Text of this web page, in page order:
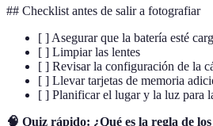
## Checklist antes de salir a fotografiar
[ ] Asegurar que la batería esté
[ ] Limpiar las lentes
[ ] Revisar la configuración de la
[ ] Llevar tarjetas de memoria
[ ] Planificar el lugar y la luz para
🧠 Quiz rápido: ¿Qué es la regla de